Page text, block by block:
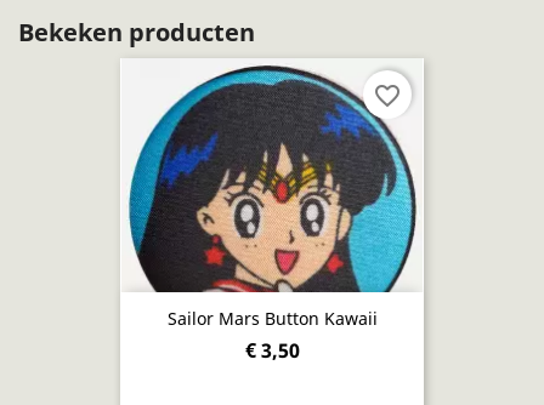
Bekeken producten
Sailor Mars Button Kawaii
€ 3,50
favorite_border